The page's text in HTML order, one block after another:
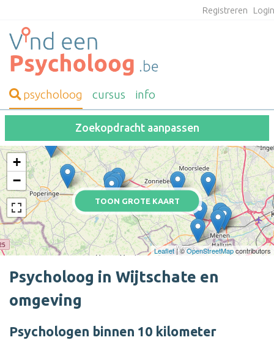
Registreren
psycholoog cursus info
Zoekopdracht aanpassen
TOON GROTE KAART
+
−
Leaflet| ©OpenStreetMapcontributors
Psycholoog in Wijtschate en
omgeving
Psychologen binnen 10 kilometer